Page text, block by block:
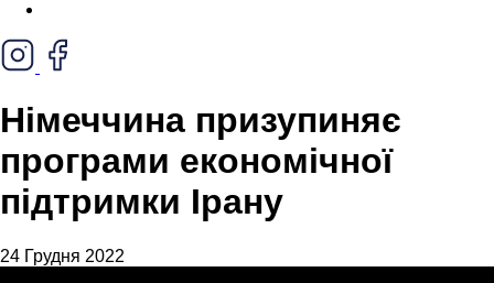
Німеччина призупиняє
програми економічної
підтримки Ірану
24 Грудня 2022